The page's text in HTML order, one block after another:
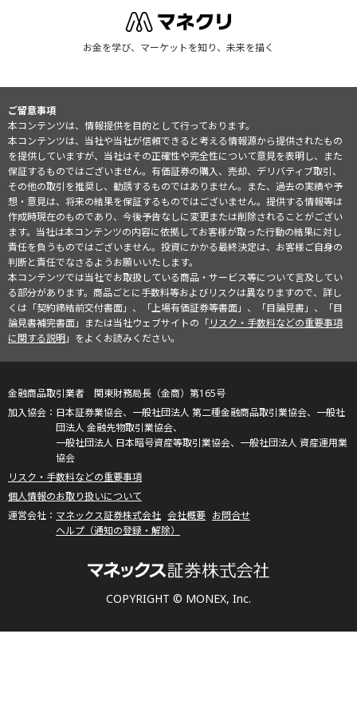
お金を学び、マーケットを知り、未来を描く
ご留意事項
本コンテンツは、情報提供を目的として行っております。
本コンテンツは、当社や当社が信頼できると考える情報源から提供されたもの
を提供していますが、当社はその正確性や完全性について意見を表明し、また
保証するものではございません。有価証券の購入、売却、デリバティブ取引、
その他の取引を推奨し、勧誘するものではありません。また、過去の実績や予
想・意見は、将来の結果を保証するものではございません。提供する情報等は
作成時現在のものであり、今後予告なしに変更または削除されることがござい
ます。当社は本コンテンツの内容に依拠してお客様が取った行動の結果に対し
責任を負うものではございません。投資にかかる最終決定は、お客様ご自身の
判断と責任でなさるようお願いいたします。
本コンテンツでは当社でお取扱している商品・サービス等について言及してい
る部分があります。商品ごとに手数料等およびリスクは異なりますので、詳し
くは「契約締結前交付書面」、「上場有価証券等書面」、「目論見書」、「目
論見書補完書面」または当社ウェブサイトの「リスク・手数料などの重要事項
に関する説明」をよくお読みください。
COPYRIGHT © MONEX, Inc.
金融商品取引業者 関東財務局長（金商）第165号
日本証券業協会、一般社団法人 第二種金融商品取引業協会、一般社
団法人 金融先物取引業協会、
一般社団法人 日本暗号資産等取引業協会、一般社団法人 資産運用業
協会
リスク・手数料などの重要事項
個人情報のお取り扱いについて
マネックス証券株式会社 会社概要 お問合せ
ヘルプ（通知の登録・解除）